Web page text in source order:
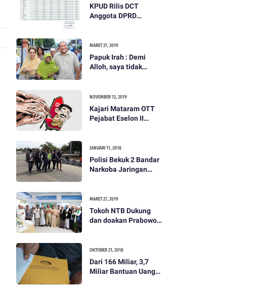
KPUD Rilis DCT
Anggota DPRD
MARET 27, 2019
Papuk Irah : Demi
Alloh, saya tidak
itu bohong
NOVEMBER 12, 2019
Kajari Mataram OTT
Pejabat Eselon II
JANUARI 11, 2018
Polisi Bekuk 2 Bandar
Narkoba Jaringan
MARET 27, 2019
Tokoh NTB Dukung
dan doakan Prabowo
OKTOBER 21, 2018
Dari 166 Miliar, 3,7
Miliar Bantuan Uang